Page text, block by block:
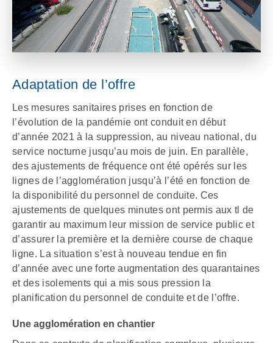
Adaptation de l’offre
Les mesures sanitaires prises en fonction de
l’évolution de la pandémie ont conduit en début
d’année 2021 à la suppression, au niveau national, du
service nocturne jusqu’au mois de juin. En parallèle,
des ajustements de fréquence ont été opérés sur les
lignes de l’agglomération jusqu’à l’été en fonction de
la disponibilité du personnel de conduite. Ces
ajustements de quelques minutes ont permis aux tl de
garantir au maximum leur mission de service public et
d’assurer la première et la dernière course de chaque
ligne. La situation s’est à nouveau tendue en fin
d’année avec une forte augmentation des quarantaines
et des isolements qui a mis sous pression la
planification du personnel de conduite et de l’offre.
Une agglomération en chantier